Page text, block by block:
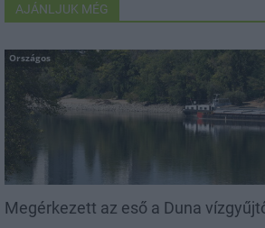
AJÁNLJUK MÉG
Országos
Megérkezett az eső a Duna